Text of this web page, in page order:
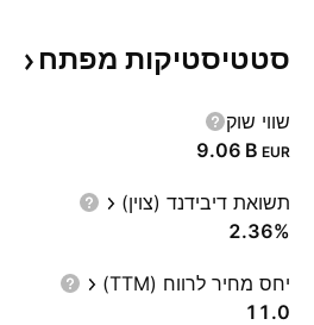
סטטיסטיקות מפתח
שווי שוק
‪9.06 B‬ EUR
תשואת דיבידנד (צוין)
2.36%
יחס מחיר לרווח (TTM)
11.0